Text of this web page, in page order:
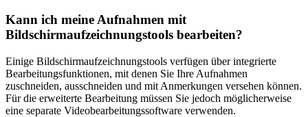
Kann ich meine Aufnahmen mit
Bildschirmaufzeichnungstools bearbeiten?
Einige Bildschirmaufzeichnungstools verfügen über integrierte
Bearbeitungsfunktionen, mit denen Sie Ihre Aufnahmen
zuschneiden, ausschneiden und mit Anmerkungen versehen können.
Für die erweiterte Bearbeitung müssen Sie jedoch möglicherweise
eine separate Videobearbeitungssoftware verwenden.